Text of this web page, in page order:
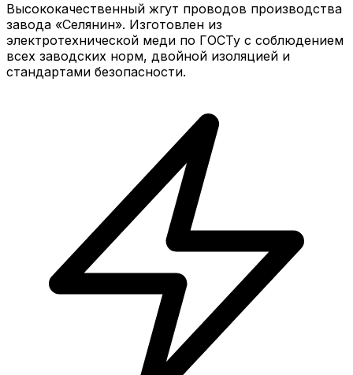
Высококачественный жгут проводов производства
завода «Селянин». Изготовлен из
электротехнической меди по ГОСТу с соблюдением
всех заводских норм, двойной изоляцией и
стандартами безопасности.